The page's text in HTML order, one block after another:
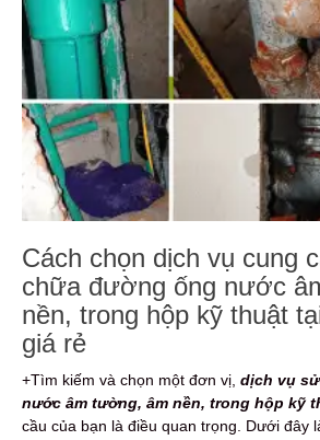
Cách chọn dịch vụ cung
chữa đường ống nước
nền, trong hộp kỹ thuật
giá rẻ
+Tìm kiếm và chọn một đơn vị, dịch vụ
nước âm tường, âm nền, trong hộp kỹ
cầu của bạn là điều quan trọng. Dưới đây